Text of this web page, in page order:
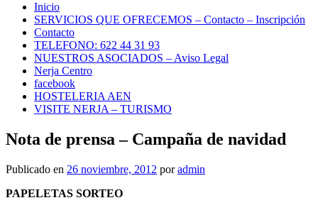
Inicio
SERVICIOS QUE OFRECEMOS – Contacto – Inscripción
Contacto
TELEFONO: 622 44 31 93
NUESTROS ASOCIADOS – Aviso Legal
Nerja Centro
facebook
HOSTELERIA AEN
VISITE NERJA – TURISMO
Nota de prensa – Campaña de navidad
Publicado en 26 noviembre, 2012 poradmin
PAPELETAS SORTEO